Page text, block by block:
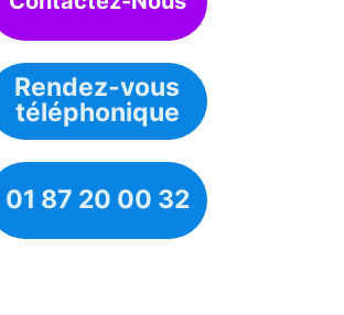
Rendez-vous
téléphonique
01 87 20 00 32